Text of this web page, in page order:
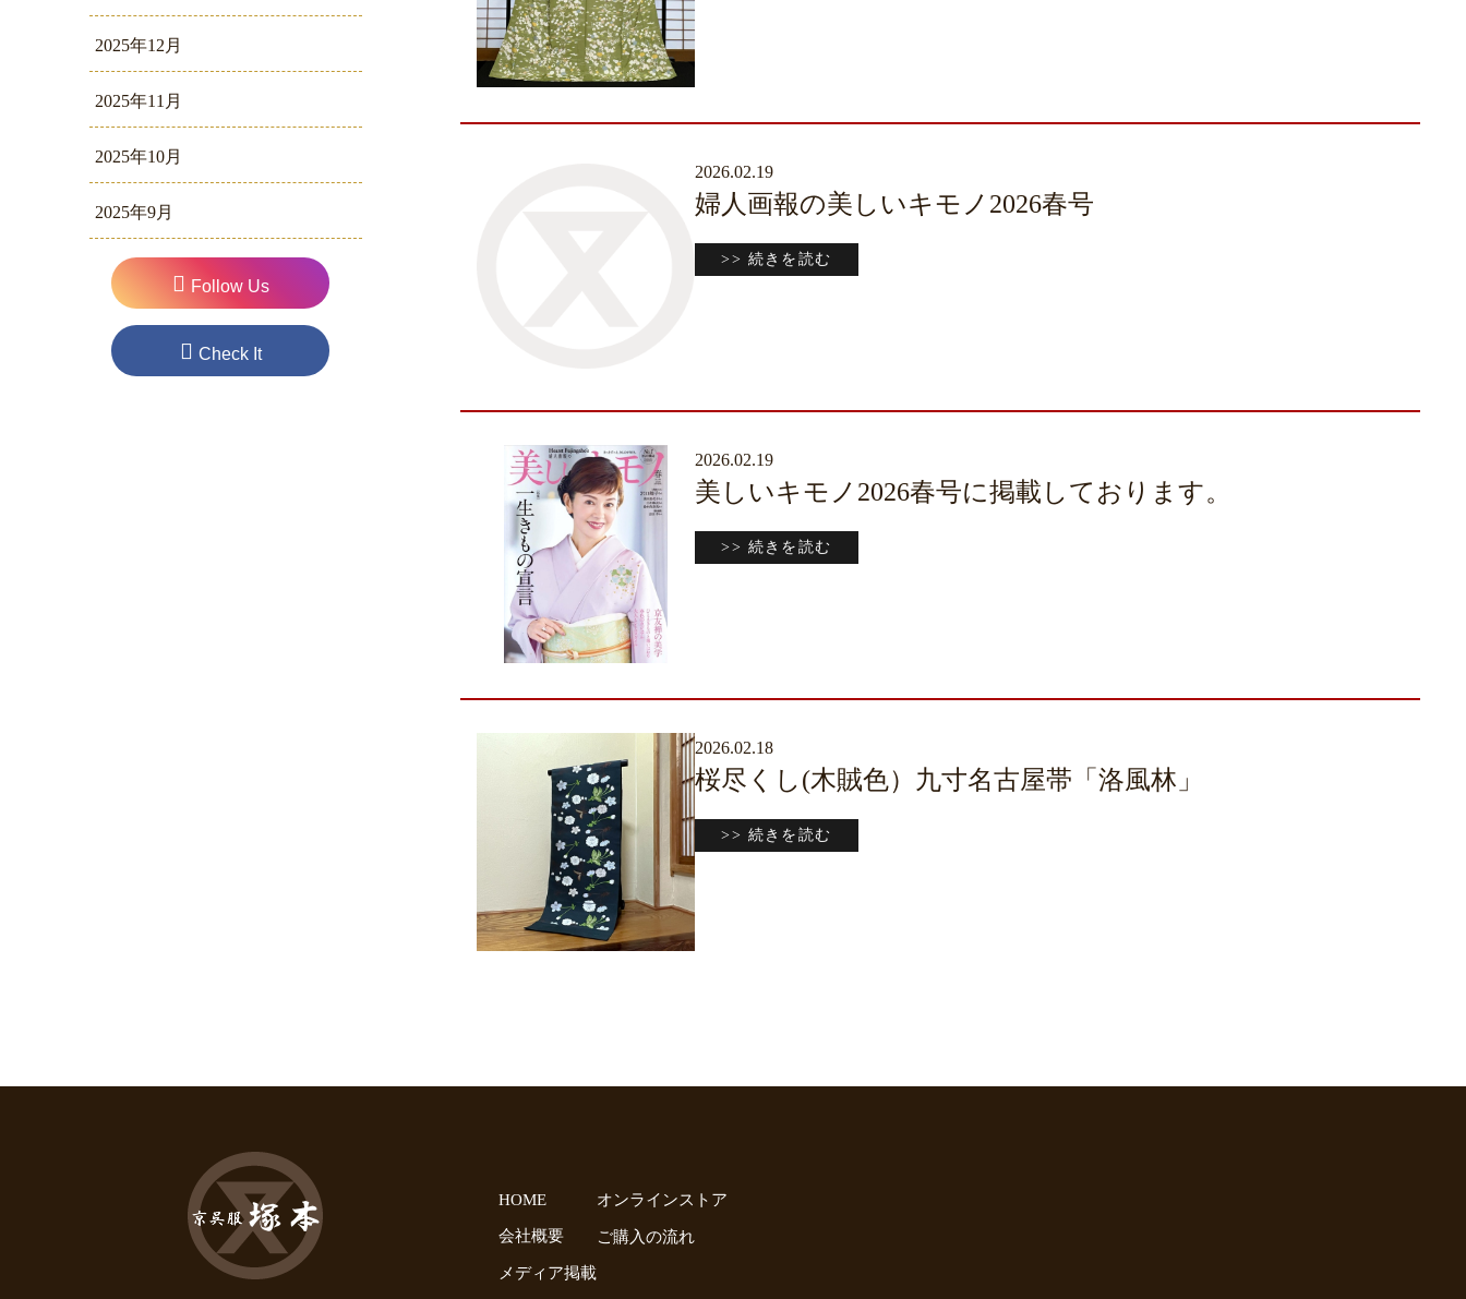
2025年12月
2025年11月
2025年10月
2025年9月
Follow Us
Check It
2026.02.19
婦人画報の美しいキモノ2026春号
>> 続きを読む
2026.02.19
美しいキモノ2026春号に掲載しております。
>> 続きを読む
2026.02.18
桜尽くし(木賊色）九寸名古屋帯「洛風林」
>> 続きを読む
HOME
会社概要
メディア掲載
オンラインストア
ご購入の流れ